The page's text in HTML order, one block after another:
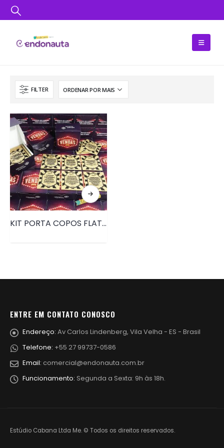
FILTER
KIT PORTA COPOS FLAT • PRD013
ENTRE EM CONTATO CONOSCO
Endereço: Av Carlos Lindenberg, Vila Velha - ES - Brasil
Telefone: +55 27 99737-0586
Email: comercial@endonauta.com.br
Funcionamento: Segunda a Sexta: 9h às 18h.
Estúdio Cabana Ltda Me. © Todos os direitos reservados.